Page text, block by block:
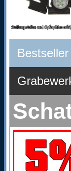
Bestseller